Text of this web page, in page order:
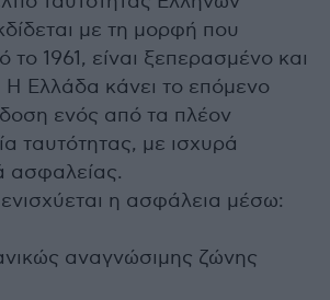
με τη μορφή που
το 1961, είναι ξεπερασμένο και
Ελλάδα κάνει το επόμενο
ενός από τα πλέον
ταυτότητας, με ισχυρά
ασφαλείας.
η ασφάλεια μέσω:
αναγνώσιμης ζώνης